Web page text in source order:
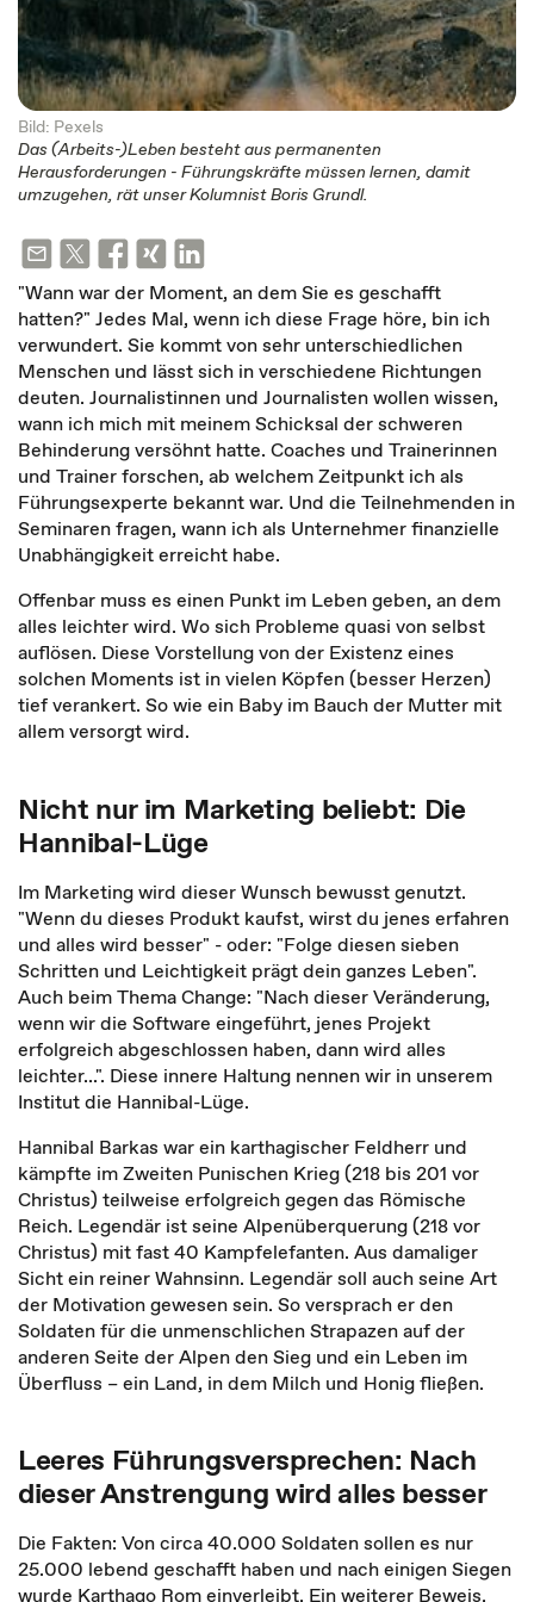
Bild: Pexels
Das (Arbeits-)Leben besteht aus permanenten
Herausforderungen - Führungskräfte müssen lernen, damit
umzugehen, rät unser Kolumnist Boris Grundl.
"Wann war der Moment, an dem Sie es geschafft
hatten?" Jedes Mal, wenn ich diese Frage höre, bin ich
verwundert. Sie kommt von sehr unterschiedlichen
Menschen und lässt sich in verschiedene Richtungen
deuten. Journalistinnen und Journalisten wollen wissen,
wann ich mich mit meinem Schicksal der schweren
Behinderung versöhnt hatte. Coaches und Trainerinnen
und Trainer forschen, ab welchem Zeitpunkt ich als
Führungsexperte bekannt war. Und die Teilnehmenden in
Seminaren fragen, wann ich als Unternehmer finanzielle
Unabhängigkeit erreicht habe.
Offenbar muss es einen Punkt im Leben geben, an dem
alles leichter wird. Wo sich Probleme quasi von selbst
auflösen. Diese Vorstellung von der Existenz eines
solchen Moments ist in vielen Köpfen (besser Herzen)
tief verankert. So wie ein Baby im Bauch der Mutter mit
allem versorgt wird.
Nicht nur im Marketing beliebt: Die
Hannibal-Lüge
Im Marketing wird dieser Wunsch bewusst genutzt.
"Wenn du dieses Produkt kaufst, wirst du jenes erfahren
und alles wird besser" - oder: "Folge diesen sieben
Schritten und Leichtigkeit prägt dein ganzes Leben".
Auch beim Thema Change: "Nach dieser Veränderung,
wenn wir die Software eingeführt, jenes Projekt
erfolgreich abgeschlossen haben, dann wird alles
leichter...". Diese innere Haltung nennen wir in unserem
Institut die Hannibal-Lüge.
Hannibal Barkas war ein karthagischer Feldherr und
kämpfte im Zweiten Punischen Krieg (218 bis 201 vor
Christus) teilweise erfolgreich gegen das Römische
Reich. Legendär ist seine Alpenüberquerung (218 vor
Christus) mit fast 40 Kampfelefanten. Aus damaliger
Sicht ein reiner Wahnsinn. Legendär soll auch seine Art
der Motivation gewesen sein. So versprach er den
Soldaten für die unmenschlichen Strapazen auf der
anderen Seite der Alpen den Sieg und ein Leben im
Überfluss – ein Land, in dem Milch und Honig fließen.
Leeres Führungsversprechen: Nach
dieser Anstrengung wird alles besser
Die Fakten: Von circa 40.000 Soldaten sollen es nur
25.000 lebend geschafft haben und nach einigen Siegen
wurde Karthago Rom einverleibt. Ein weiterer Beweis,